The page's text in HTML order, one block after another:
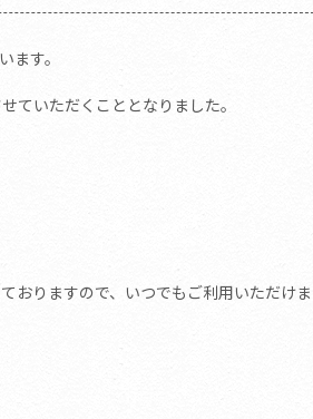
す。
ていただくこととなりました。
おりますので、いつでもご利用いただけま